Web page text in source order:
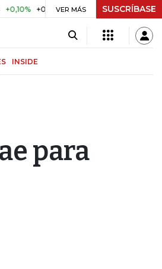
+0,98% UVR $ 417,01 +$ 0,05 +0,01%
VER MÁS SUSCRÍBASE
INSIDE
para